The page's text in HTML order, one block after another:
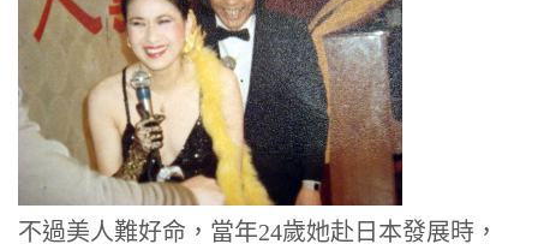
不過美人難好命，當年24歲她赴日本發展時，